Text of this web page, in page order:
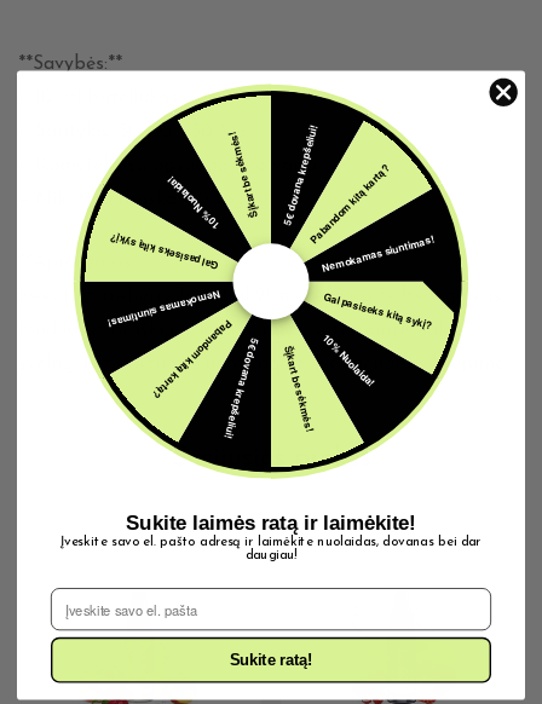
**Savybės:**
– Santykis: 50 PG / 50 VG
– Kamštelis su apsauga nuo vaikų
– Nikotino druska: 20 mg/ml
**Aprašymas:**
Sweet Strawberry Ice 10ml 20mg Alpaca Salts – gaivus,
modernus braškių ir ledo derinys, suteikiantis saldų,
švelnų, bet kartu vėsinantį pojūtį kiekviename įkvėpime.
Susijusios prekės
5€ dovana krepšeliui!Pabandom kitą kartą?
Nemokamas siuntimas!
Gal pasiseks kitą sykį?
10% Nuolaida!
Šįkart be sėkmės!
5€ dovana krepšeliui!
Pabandom kitą kartą?
Nemokamas siuntimas!
Gal pasiseks kitą sykį?
10% Nuolaida!Šįkart be sėkmės!
Sukite laimės ratą ir laimėkite!
Įveskite savo el. pašto adresą ir laimėkite nuolaidas, dovanas bei dar
daugiau!
El. Pašto adresas
Sukite ratą!